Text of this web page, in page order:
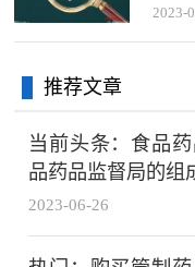
2023-
推荐文章
当前头条：食品
品药品监督局的组
2023-06-26